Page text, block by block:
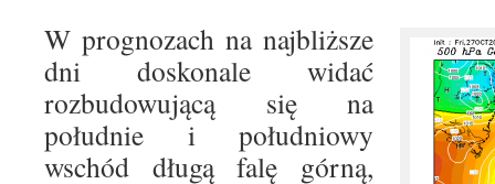
W prognozach na najbliższe
dni doskonale widać
rozbudowującą się na
południe i południowy
wschód długą falę górną,